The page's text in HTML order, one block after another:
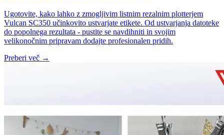
Ugotovite, kako lahko z zmogljivim listnim rezalnim plotterjem
Vulcan SC350 učinkovito ustvarjate etikete. Od ustvarjanja datoteke
do popolnega rezultata - pustite se navdihniti in svojim
velikonočnim pripravam dodajte profesionalen pridih.
Preberi več →